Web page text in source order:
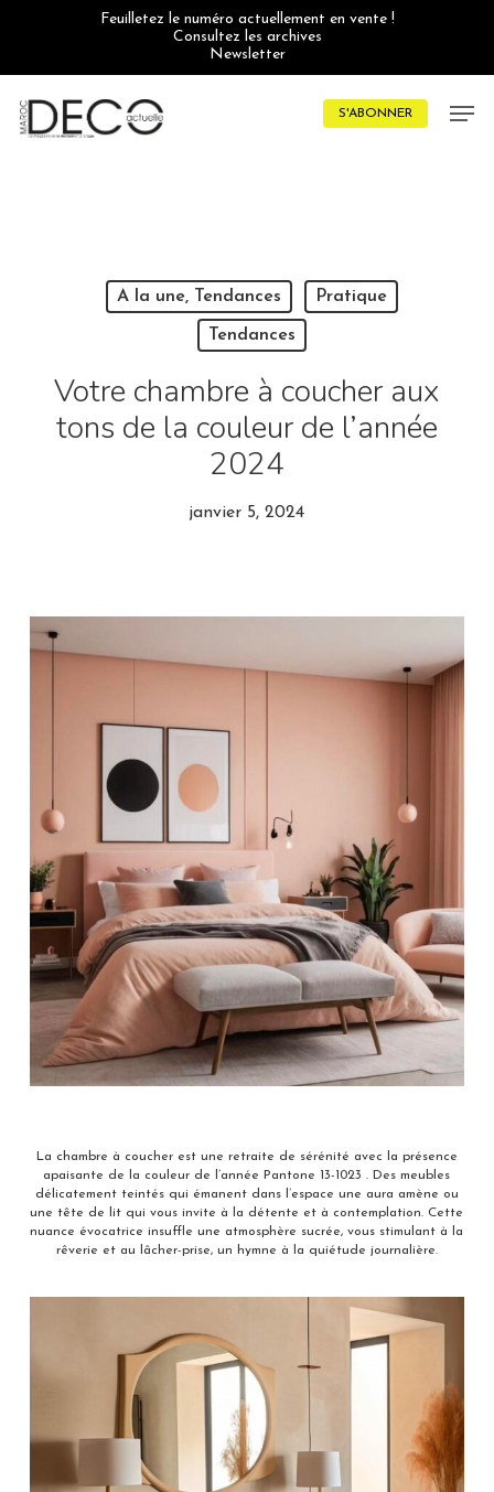
Feuilletez le numéro actuellement en vente !
Consultez les archives
Newsletter
S'ABONNER
A la une, Tendances Pratique
Tendances
Votre chambre à coucher aux
tons de la couleur de l’année
2024
janvier 5, 2024
La chambre à coucher est une retraite de sérénité avec la présence
apaisante de la couleur de l’année Pantone 13-1023 . Des meubles
délicatement teintés qui émanent dans l’espace une aura amène ou
une tête de lit qui vous invite à la détente et à contemplation. Cette
nuance évocatrice insuffle une atmosphère sucrée, vous stimulant à la
rêverie et au lâcher-prise, un hymne à la quiétude journalière.